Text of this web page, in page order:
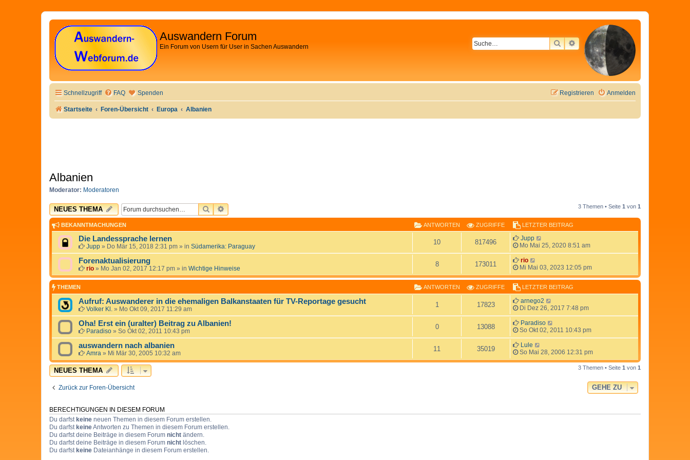
Auswandern Forum
Ein Forum von Usern für User in Sachen Auswandern SUCHEERWEITERTE SUCHE
Schnellzugriff FAQ Spenden Anmelden
Registrieren
Startseite Foren-Übersicht Europa Albanien
Albanien
Moderator: Moderatoren
NEUES THEMA SUCHEERWEITERTE SUCHE 3 Themen • Seite 1 von 1
BEKANNTMACHUNGEN ANTWORTEN ZUGRIFFE LETZTER BEITRAG
Die Landessprache lernen
Jupp » Do Mär 15, 2018 2:31 pm » in Südamerika: Paraguay
10 817496
Jupp
Mo Mai 25, 2020 8:51 am
Forenaktualisierung
rio » Mo Jan 02, 2017 12:17 pm » in Wichtige Hinweise
8 173011
rio
Mi Mai 03, 2023 12:05 pm
THEMEN ANTWORTEN ZUGRIFFE LETZTER BEITRAG
Aufruf: Auswanderer in die ehemaligen Balkanstaaten für TV-Reportage gesucht
Volker Kl. » Mo Okt 09, 2017 11:29 am
1 17823
arnego2
Di Dez 26, 2017 7:48 pm
Oha! Erst ein (uralter) Beitrag zu Albanien!
Paradiso » So Okt 02, 2011 10:43 pm
0 13088
Paradiso
So Okt 02, 2011 10:43 pm
auswandern nach albanien
Amra » Mi Mär 30, 2005 10:32 am
11 35019
Lule
So Mai 28, 2006 12:31 pm
NEUES THEMA 3 Themen • Seite 1 von 1
Zurück zur Foren-Übersicht GEHE ZU
BERECHTIGUNGEN IN DIESEM FORUM
Du darfstkeine neuen Themen in diesem Forum erstellen.
Du darfstkeineAntworten zu Themen in diesem Forum erstellen.
Du darfst deine Beiträge in diesem Forum nicht ändern.
Du darfst deine Beiträge in diesem Forum nicht löschen.
Du darfstkeine Dateianhänge in diesem Forum erstellen.